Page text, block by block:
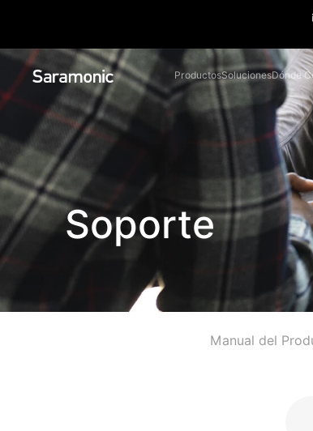
ProductosSolucionesDónde
Soporte
Manual del